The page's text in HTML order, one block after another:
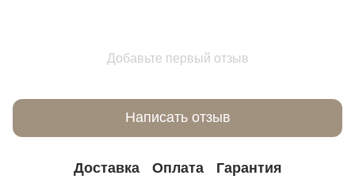
Добавьте первый отзыв
Написать отзыв
Доставка Оплата Гарантия